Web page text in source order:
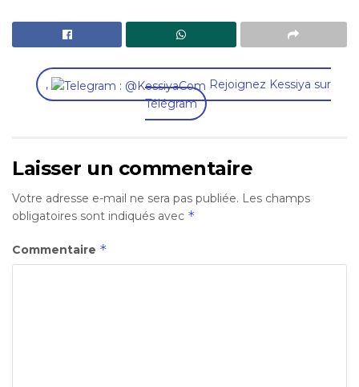
,
Rejoignez Kessiya sur
Télégram
Laisser un commentaire
Votre adresse e-mail ne sera pas publiée. Les champs
obligatoires sont indiqués avec *
Commentaire *